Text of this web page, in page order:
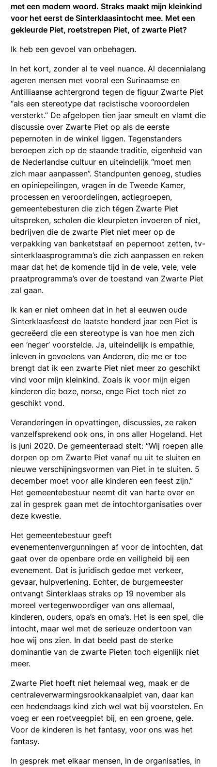
met een modern woord. Straks maakt mijn kleinkind
voor het eerst de Sinterklaasintocht mee. Met een
gekleurde Piet, roetstrepen Piet, of zwarte Piet?
Ik heb een gevoel van onbehagen.
In het kort, zonder al te veel nuance. Al decennialang
ageren mensen met vooral een Surinaamse en
Antilliaanse achtergrond tegen de figuur Zwarte Piet
“als een stereotype dat racistische vooroordelen
versterkt.” De afgelopen tien jaar smeult en vlamt die
discussie over Zwarte Piet op als de eerste
pepernoten in de winkel liggen. Tegenstanders
beroepen zich op de staande traditie, eigenheid van
de Nederlandse cultuur en uiteindelijk “moet men
zich maar aanpassen”. Standpunten genoeg, studies
en opiniepeilingen, vragen in de Tweede Kamer,
processen en veroordelingen, actiegroepen,
gemeentebesturen die zich tégen Zwarte Piet
uitspreken, scholen die kleurpieten invoeren of niet,
bedrijven die de zwarte Piet niet meer op de
verpakking van banketstaaf en pepernoot zetten, tv-
sinterklaasprogramma’s die zich aanpassen en reken
maar dat het de komende tijd in de vele, vele, vele
praatprogramma’s over de toestand van Zwarte Piet
zal gaan.
Ik kan er niet omheen dat in het al eeuwen oude
Sinterklaasfeest de laatste honderd jaar een Piet is
gecreëerd die een stereotype is van hoe men zich
een ‘neger’ voorstelde. Ja, uiteindelijk is empathie,
inleven in gevoelens van Anderen, die me er toe
brengt dat ik een zwarte Piet niet meer zo geschikt
vind voor mijn kleinkind. Zoals ik voor mijn eigen
kinderen die boze, norse, enge Piet toch niet zo
geschikt vond.
Veranderingen in opvattingen, discussies, ze raken
vanzelfsprekend ook ons, in ons aller Hogeland. Het
is juni 2020. De gemeenteraad stelt: “Wij roepen alle
dorpen op om Zwarte Piet vanaf nu uit te sluiten en
nieuwe verschijningsvormen van Piet in te sluiten. 5
december moet voor alle kinderen een feest zijn.”
Het gemeentebestuur neemt dit van harte over en
zal in gesprek gaan met de intochtorganisaties over
deze kwestie.
Het gemeentebestuur geeft
evenementenvergunningen af voor de intochten, dat
gaat over de openbare orde en veiligheid bij een
evenement. Dat is juridisch gedoe met verkeer,
gevaar, hulpverlening. Echter, de burgemeester
ontvangt Sinterklaas straks op 19 november als
moreel vertegenwoordiger van ons allemaal,
kinderen, ouders, opa’s en oma’s. Het is een spel, die
intocht, maar wel met de serieuze ondertoon van
hoe wij ons zien. In dat beeld past de sterke
dominantie van de zwarte Pieten toch eigenlijk niet
meer.
Zwarte Piet hoeft niet helemaal weg, maak er de
centraleverwarmingsrookkanaalpiet van, daar kan
een hedendaags kind zich wel wat bij voorstelen. En
voeg er een roetveegpiet bij, en een groene, gele.
Voor de kinderen is het fantasy, voor ons was het
fantasy.
In gesprek met elkaar mensen, in de organisaties, in